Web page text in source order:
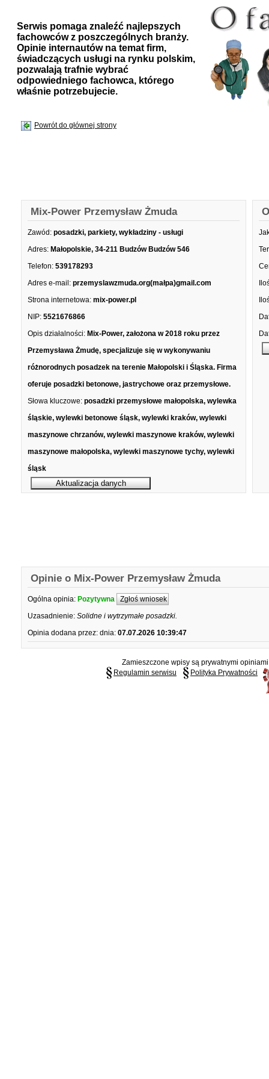
Serwis pomaga znaleźć najlepszych
fachowców z poszczególnych branży.
Opinie internautów na temat firm,
świadczących usługi na rynku polskim,
pozwalają trafnie wybrać
odpowiedniego fachowca, którego
właśnie potrzebujecie.
Powrót do głównej strony
Mix-Power Przemysław Żmuda
Zawód: posadzki, parkiety, wykładziny - usługi
Adres: Małopolskie, 34-211 Budzów Budzów 546
Telefon: 539178293
Adres e-mail: przemyslawzmuda.org(małpa)gmail.com
Strona internetowa: mix-power.pl
NIP: 5521676866
Opis działalności: Mix-Power, założona w 2018 roku przez
Przemysława Żmudę, specjalizuje się w wykonywaniu
różnorodnych posadzek na terenie Małopolski i Śląska. Firma
oferuje posadzki betonowe, jastrychowe oraz przemysłowe.
Słowa kluczowe: posadzki przemysłowe małopolska, wylewka
śląskie, wylewki betonowe śląsk, wylewki kraków, wylewki
maszynowe chrzanów, wylewki maszynowe kraków, wylewki
maszynowe małopolska, wylewki maszynowe tychy, wylewki
śląsk
Opinie o Mix-Power Przemysław Żmuda
Ogólna opinia: Pozytywna Zgłoś wniosek
Uzasadnienie: Solidne i wytrzymałe posadzki.
Opinia dodana przez: dnia: 07.07.2026 10:39:47
Zamieszczone wpisy są prywatnymi
Regulamin serwisu
Polityka Prywatności